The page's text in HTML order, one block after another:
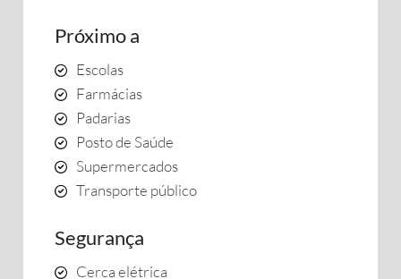
Próximo a
Escolas
Farmácias
Padarias
Posto de Saúde
Supermercados
Transporte público
Segurança
Cerca elétrica